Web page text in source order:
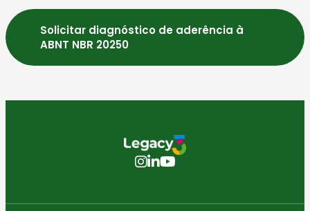
Solicitar diagnóstico de aderência à
ABNT NBR 20250